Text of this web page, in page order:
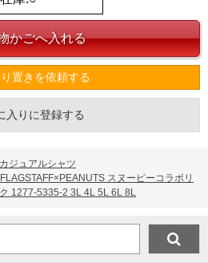
置きを依頼する
入りに登録する
ジュアルシャツ
スヌーピーコラボリ
1277-5335-2 3L 4L 5L 6L 8L